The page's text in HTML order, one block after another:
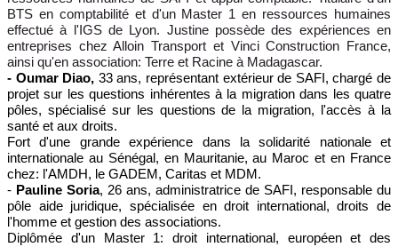
BTS en comptabilité et d'un Master 1 en ressources humaines
effectué à l'IGS de Lyon. Justine possède des expériences en
entreprises chez Alloin Transport et Vinci Construction France,
ainsi qu'en association: Terre et Racine à Madagascar.
- Oumar Diao, 33 ans, représentant extérieur de SAFI, chargé de
projet sur les questions inhérentes à la migration dans les quatre
pôles, spécialisé sur les questions de la migration, l'accès à la
santé et aux droits.
Fort d'une grande expérience dans la solidarité nationale et
internationale au Sénégal, en Mauritanie, au Maroc et en France
chez: l'AMDH, le GADEM, Caritas et MDM.
- Pauline Soria, 26 ans, administratrice de SAFI, responsable du
pôle aide juridique, spécialisée en droit international, droits de
l'homme et gestion des associations.
Diplômée d'un Master 1: droit international, européen et des